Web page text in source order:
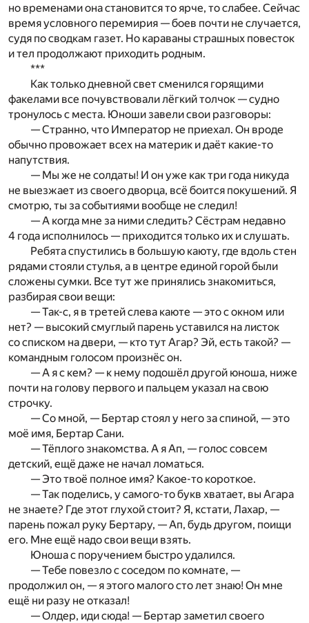
но временами она становится то ярче, то слабее. Сейчас
время условного перемирия — боев почти не случается,
судя по сводкам газет. Но караваны страшных повесток
и тел продолжают приходить родным.
***
Как только дневной свет сменился горящими
факелами все почувствовали лёгкий толчок — судно
тронулось с места. Юноши завели свои разговоры:
— Странно, что Император не приехал. Он вроде
обычно провожает всех на материк и даёт какие-то
напутствия.
— Мы же не солдаты! И он уже как три года никуда
не выезжает из своего дворца, всё боится покушений. Я
смотрю, ты за событиями вообще не следил!
— А когда мне за ними следить? Сёстрам недавно
4 года исполнилось — приходится только их и слушать.
Ребята спустились в большую каюту, где вдоль стен
рядами стояли стулья, а в центре единой горой были
сложены сумки. Все тут же принялись знакомиться,
разбирая свои вещи:
— Так-с, я в третей слева каюте — это с окном или
нет? — высокий смуглый парень уставился на листок
со списком на двери, — кто тут Агар? Эй, есть такой? —
командным голосом произнёс он.
— А я с кем? — к нему подошёл другой юноша, ниже
почти на голову первого и пальцем указал на свою
строчку.
— Со мной, — Бертар стоял у него за спиной, — это
моё имя, Бертар Сани.
— Тёплого знакомства. А я Ап, — голос совсем
детский, ещё даже не начал ломаться.
— Это твоё полное имя? Какое-то короткое.
— Так поделись, у самого-то букв хватает, вы Агара
не знаете? Где этот глухой стоит? Я, кстати, Лахар, —
парень пожал руку Бертару, — Ап, будь другом, поищи
его. Мне ещё надо свои вещи взять.
Юноша с поручением быстро удалился.
— Тебе повезло с соседом по комнате, —
продолжил он, — я этого малого сто лет знаю! Он мне
ещё ни разу не отказал!
— Олдер, иди сюда! — Бертар заметил своего